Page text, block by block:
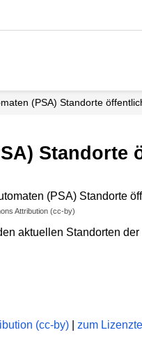
(PSA) Standorte
Standorte
Attribution (cc-by)
aktuellen Standorten
(cc-by)
zum